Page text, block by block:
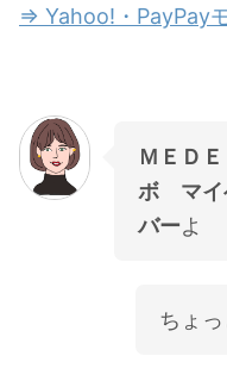
⇒ Yahoo!・PayPay
ＭＥＤ
ボ マイ
バーよ
ちょ